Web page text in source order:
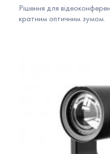
Рішення для
кратним оптичним зумом.